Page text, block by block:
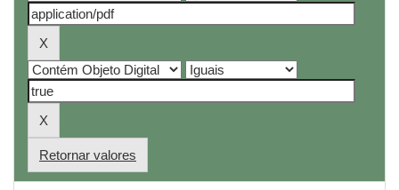
Retornar valores